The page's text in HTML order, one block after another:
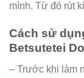
mình. Từ đó rút
Cách sử
Betsutetei
– Trước khi làm